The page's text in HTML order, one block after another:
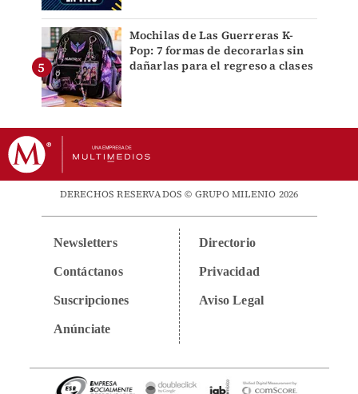
Mochilas de Las Guerreras K-
Pop: 7 formas de decorarlas sin
dañarlas para el regreso a clases
DERECHOS RESERVADOS © GRUPO MILENIO 2026
Newsletters
Contáctanos
Suscripciones
Anúnciate
Directorio
Privacidad
Aviso Legal